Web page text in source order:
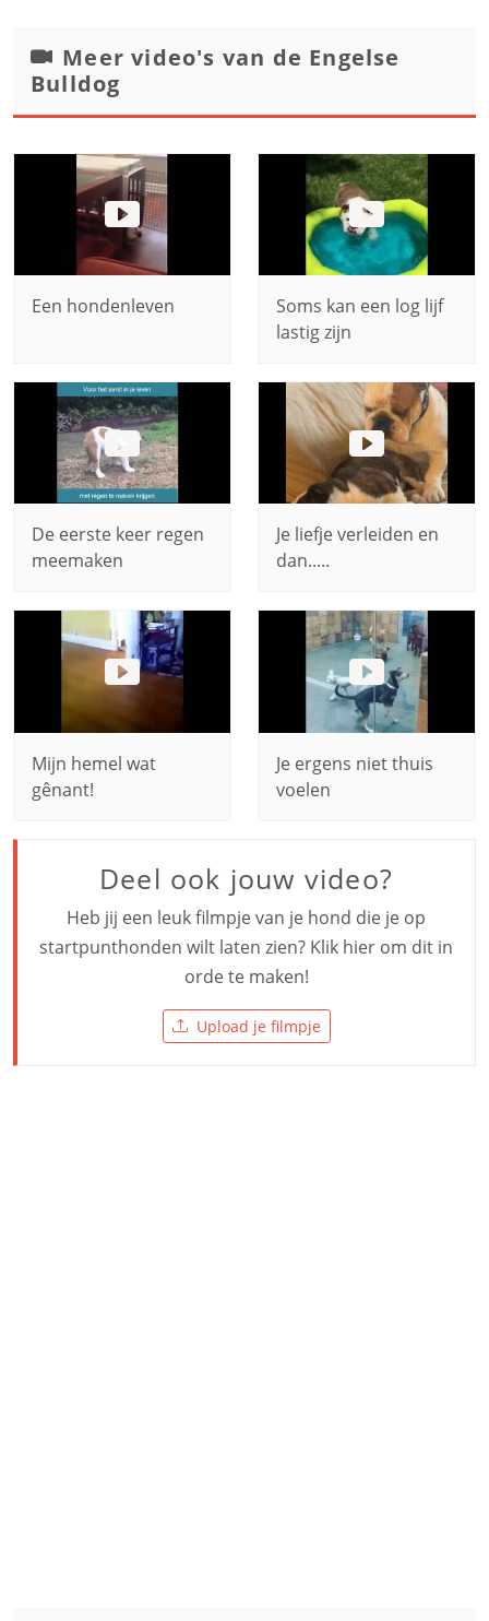
Meer video's van de Engelse
Bulldog
Een hondenleven
Soms kan een log lijf
lastig zijn
De eerste keer regen
meemaken
Je liefje verleiden en
dan.....
Mijn hemel wat
gênant!
Je ergens niet thuis
voelen
Deel ook jouw video?
Heb jij een leuk filmpje van je hond die je op
startpunthonden wilt laten zien? Klik hier om dit in
orde te maken!
Upload je filmpje